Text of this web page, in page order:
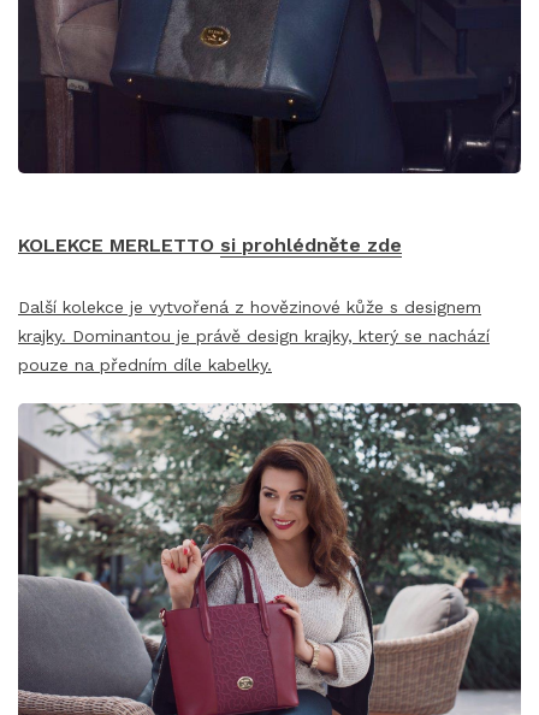
KOLEKCE MERLETTO si prohlédněte zde
Další kolekce je vytvořená z hovězinové kůže s designem
krajky. Dominantou je právě design krajky, který se nachází
pouze na předním díle kabelky.